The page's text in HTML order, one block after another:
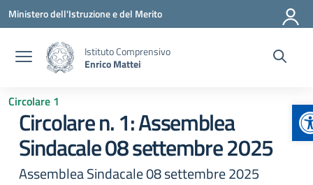
Vai ai contenuti
Vai al menu di navigazione
Vai al footer
Ministero dell'Istruzione e del Merito
Istituto Comprensivo
Enrico Mattei
Circolare 1
Circolare n. 1: Assemblea
Sindacale 08 settembre 2025
Assemblea Sindacale 08 settembre 2025